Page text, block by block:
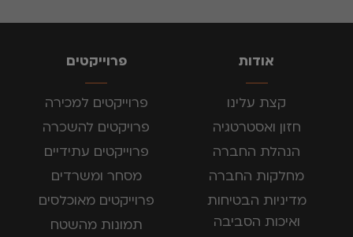
אודות
קצת עלינו
חזון ואסטרטגיה
הנהלת החברה
מחלקות החברה
מדיניות הבטיחות
ואיכות הסביבה
פרוייקטים
פרוייקטים למכירה
פרויקטים להשכרה
פרוייקטים עתידיים
מסחר ומשרדים
פרוייקטים מאוכלסים
תמונות מהשטח